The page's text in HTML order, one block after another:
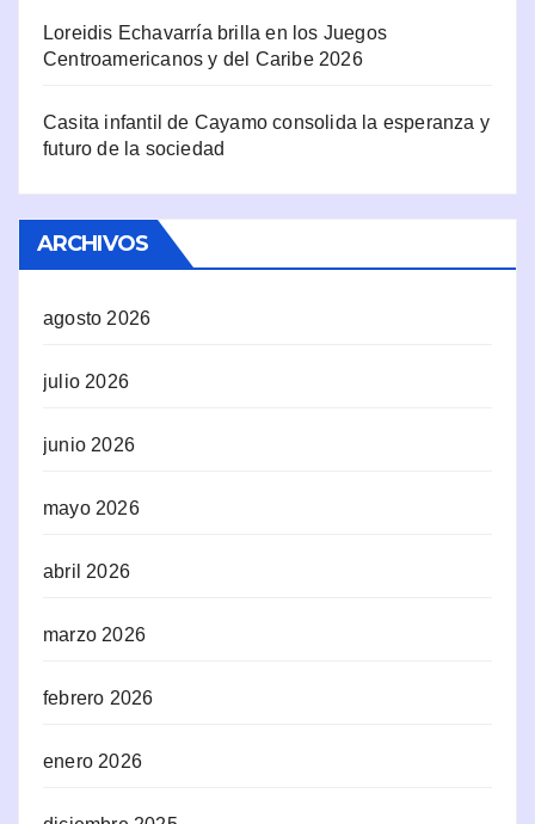
Loreidis Echavarría brilla en los Juegos
Centroamericanos y del Caribe 2026
Casita infantil de Cayamo consolida la esperanza y
futuro de la sociedad
ARCHIVOS
agosto 2026
julio 2026
junio 2026
mayo 2026
abril 2026
marzo 2026
febrero 2026
enero 2026